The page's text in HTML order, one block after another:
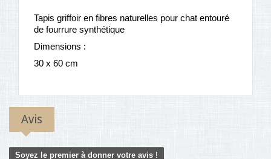
Tapis griffoir en fibres naturelles pour chat entouré
de fourrure synthétique
Dimensions :
30 x 60 cm
Avis
Soyez le premier à donner votre avis !